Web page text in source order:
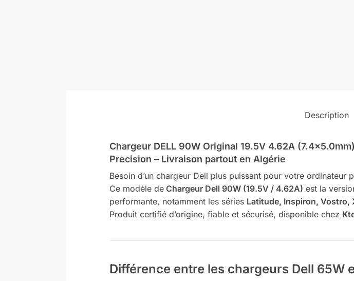
Description
Chargeur DELL 90W Original 19.5V 4.62A
Precision – Livraison partout en Algérie
Besoin d’un chargeur Dell plus puissant pour votre ordinateur
Ce modèle deChargeur Dell 90W (19.5V / 4.62A) est la
performante, notamment les séries Latitude, Inspiron, Vostro,
Produit certifié d’origine, fiable et sécurisé, disponible chez
Différence entre les chargeurs Dell 65W